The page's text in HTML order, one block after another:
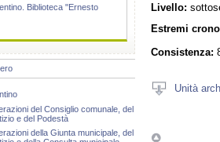
Biblioteca "Ernesto
del Consiglio comunale, del
e del Podestà
della Giunta municipale, del
Livello:
Estremi
Consistenza:
Unità